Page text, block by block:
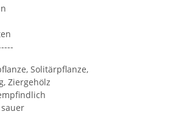
Solitärpflanze,
Ziergehölz